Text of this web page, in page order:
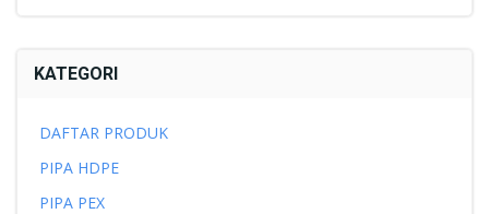
KATEGORI
DAFTAR PRODUK
PIPA HDPE
PIPA PEX